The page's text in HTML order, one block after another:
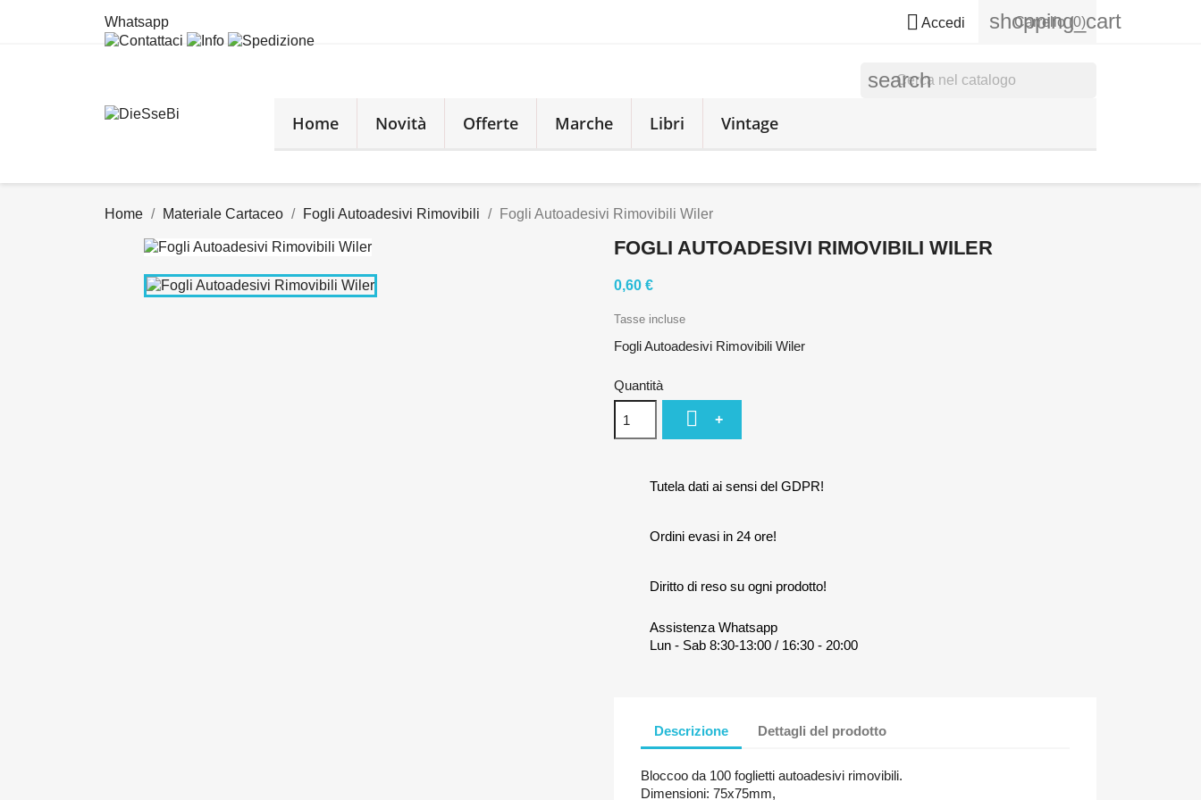
Whatsapp  Accedi shopping_cart
Carrello (0)
search
Home Novità Offerte Marche Libri Vintage
Home Materiale Cartaceo Fogli Autoadesivi Rimovibili Fogli Autoadesivi Rimovibili Wiler
FOGLI AUTOADESIVI RIMOVIBILI WILER
0,60 €
Tasse incluse
Fogli Autoadesivi Rimovibili Wiler
Quantità
 +
Tutela dati ai sensi del GDPR!
Ordini evasi in 24 ore!
Diritto di reso su ogni prodotto!
Assistenza Whatsapp
Lun - Sab 8:30-13:00 / 16:30 - 20:00
Descrizione Dettagli del prodotto
Bloccoo da 100 foglietti autoadesivi rimovibili.
Dimensioni: 75x75mm,